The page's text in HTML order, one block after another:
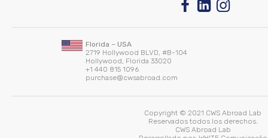
Copyright © 2021 CWS Abroad Lab
Reservados todos los derechos.
CWS Abroad Lab
Florida – USA
2719 Hollywood BLVD, #B-104
Hollywood, Florida 33020
+1 440 815 1096
purchase@cwsabroad.com